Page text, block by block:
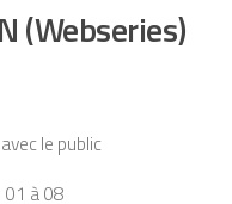
(Webseries)
le public
à 08